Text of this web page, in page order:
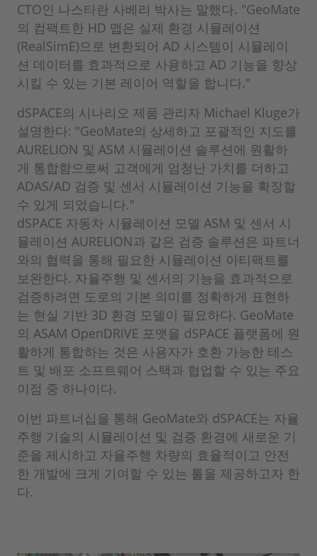
CTO인 나스타란 사베리 박사는 말했다. "GeoMate
의 컴팩트한 HD 맵은 실제 환경 시뮬레이션
(RealSimE)으로 변환되어 AD 시스템이 시뮬레이
션 데이터를 효과적으로 사용하고 AD 기능을 향상
시킬 수 있는 기본 레이어 역할을 합니다."
dSPACE의 시나리오 제품 관리자 Michael Kluge가
설명한다: "GeoMate의 상세하고 포괄적인 지도를
AURELION 및 ASM 시뮬레이션 솔루션에 원활하
게 통합함으로써 고객에게 엄청난 가치를 더하고
ADAS/AD 검증 및 센서 시뮬레이션 기능을 확장할
수 있게 되었습니다."
dSPACE 자동차 시뮬레이션 모델 ASM 및 센서 시
뮬레이션 AURELION과 같은 검증 솔루션은 파트너
와의 협력을 통해 필요한 시뮬레이션 아티팩트를
보완한다. 자율주행 및 센서의 기능을 효과적으로
검증하려면 도로의 기본 의미를 정확하게 표현하
는 현실 기반 3D 환경 모델이 필요하다. GeoMate
의 ASAM OpenDRIVE 포맷을 dSPACE 플랫폼에 원
활하게 통합하는 것은 사용자가 호환 가능한 테스
트 및 배포 소프트웨어 스택과 협업할 수 있는 주요
이점 중 하나이다.
이번 파트너십을 통해 GeoMate와 dSPACE는 자율
주행 기술의 시뮬레이션 및 검증 환경에 새로운 기
준을 제시하고 자율주행 차량의 효율적이고 안전
한 개발에 크게 기여할 수 있는 툴을 제공하고자 한
다.